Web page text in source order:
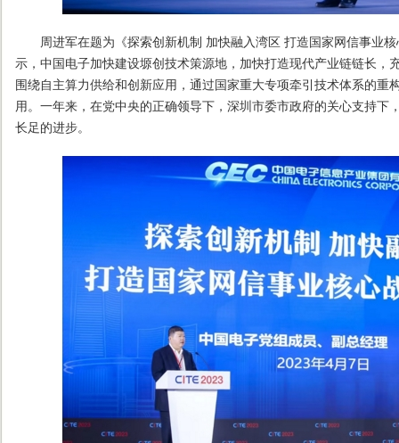
周进军在题为《探索创新机制 加快融入湾区 打造国家网信事业核
示，中国电子加快建设塬创技术策源地，加快打造现代产业链链长，
围绕自主算力供给和创新应用，通过国家重大专项牵引技术体系的重
用。一年来，在党中央的正确领导下，深圳市委市政府的关心支持下
长足的进步。